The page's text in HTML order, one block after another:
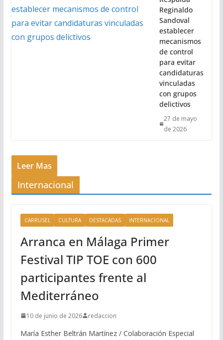
Reginaldo
Sandoval
establecer
mecanismos
de control
para evitar
candidaturas
vinculadas
con grupos
delictivos
27 de mayo
de 2026
Leer Mas
Internacional
CARRUSEL CULTURA DESTACADAS INTERNACIONAL
Arranca en Málaga Primer
Festival TIP TOE con 600
participantes frente al
Mediterráneo
10 de junio de 2026 redaccion
María Esther Beltrán Martínez / Colaboración Especial